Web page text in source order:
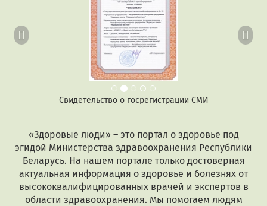
о госрегистрации СМИ
«Здоровые люди» – это портал о здоровье под
эгидой Министерства здравоохранения Республики
Беларусь. На нашем портале только достоверная
актуальная информация о здоровье и болезнях от
высококвалифицированных врачей и экспертов в
области здравоохранения. Мы помогаем людям